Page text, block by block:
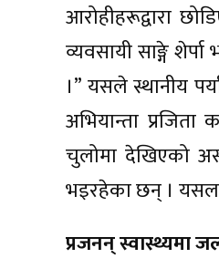
आरोहीहरूद्वारा
व्यवसायी साङ्गे
।” यसले स्थानीय
अभियान्ता
चुलोमा देखिएको
भइरहेका छन् ।
प्रजनन् स्वास्थ्यमा